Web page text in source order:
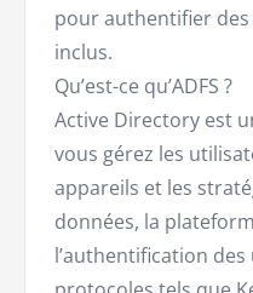
pour authentifier des
inclus.
Qu’est-ce qu’ADFS ?
Active Directory est
vous gérez les
appareils et les
données, la
l’authentification